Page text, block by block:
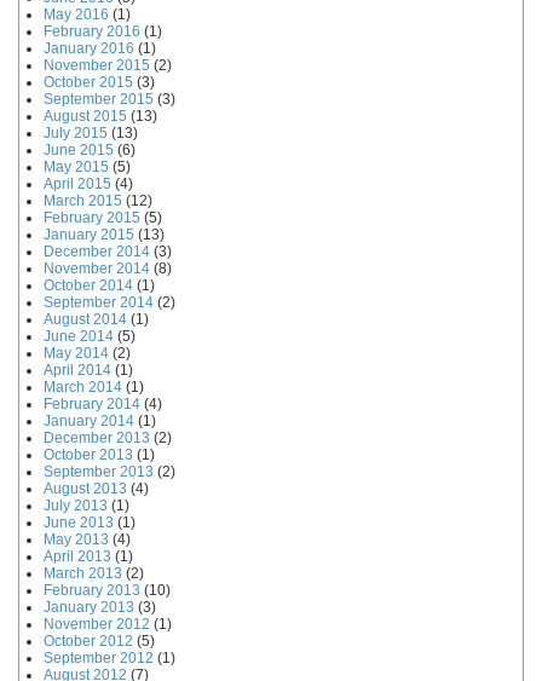
May 2016 (1)
February 2016 (1)
January 2016 (1)
November 2015 (2)
October 2015 (3)
September 2015 (3)
August 2015 (13)
July 2015 (13)
June 2015 (6)
May 2015 (5)
April 2015 (4)
March 2015 (12)
February 2015 (5)
January 2015 (13)
December 2014 (3)
November 2014 (8)
October 2014 (1)
September 2014 (2)
August 2014 (1)
June 2014 (5)
May 2014 (2)
April 2014 (1)
March 2014 (1)
February 2014 (4)
January 2014 (1)
December 2013 (2)
October 2013 (1)
September 2013 (2)
August 2013 (4)
July 2013 (1)
June 2013 (1)
May 2013 (4)
April 2013 (1)
March 2013 (2)
February 2013 (10)
January 2013 (3)
November 2012 (1)
October 2012 (5)
September 2012 (1)
August 2012 (7)